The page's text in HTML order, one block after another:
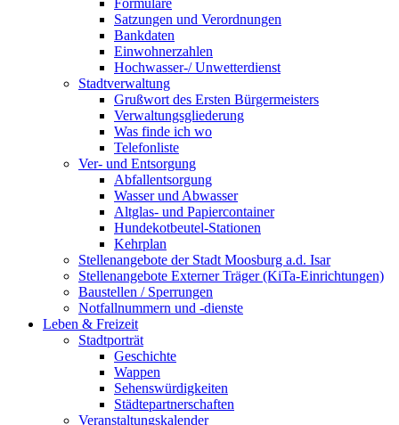
Formulare
Satzungen und Verordnungen
Bankdaten
Einwohnerzahlen
Hochwasser-/ Unwetterdienst
Stadtverwaltung
Grußwort des Ersten Bürgermeisters
Verwaltungsgliederung
Was finde ich wo
Telefonliste
Ver- und Entsorgung
Abfallentsorgung
Wasser und Abwasser
Altglas- und Papiercontainer
Hundekotbeutel-Stationen
Kehrplan
Stellenangebote der Stadt Moosburg a.d. Isar
Stellenangebote Externer Träger (KiTa-Einrichtungen)
Baustellen / Sperrungen
Notfallnummern und -dienste
Leben & Freizeit
Stadtporträt
Geschichte
Wappen
Sehenswürdigkeiten
Städtepartnerschaften
Veranstaltungskalender